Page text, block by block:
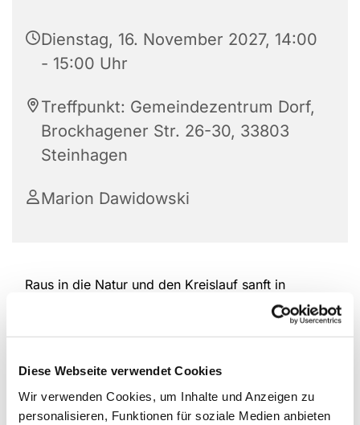
Diese Webseite verwendet Cookies
Wir verwenden Cookies, um Inhalte und Anzeigen zu
personalisieren, Funktionen für soziale Medien anbieten
Dienstag, 16. November 2027, 14:00
- 15:00 Uhr
Treffpunkt: Gemeindezentrum Dorf,
Brockhagener Str. 26-30, 33803
Steinhagen
Marion Dawidowski
Raus in die Natur und den Kreislauf sanft in
Schwung bringen. Nordic Walking schont die
Gelenke und bewegt gleichzeitig die gesamte
Muskulatur. Für jedes Alter und unabhängig von
Eine Anmeldung ist nicht erforderlich.